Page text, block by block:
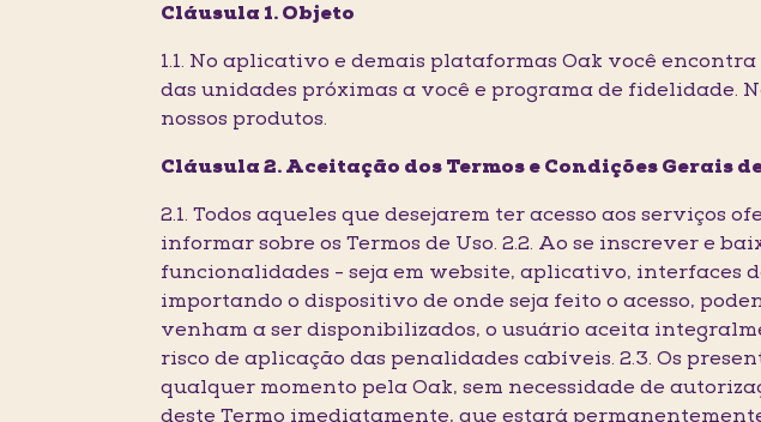
Cláusula 1. Objeto
1.1. No aplicativo e demais plataformas Oak você
das unidades próximas a você e programa de fidelidade.
nossos produtos.
Cláusula 2. Aceitação dos Termos e Condições Gerais
2.1. Todos aqueles que desejarem ter acesso aos
informar sobre os Termos de Uso. 2.2. Ao se inscrever e
funcionalidades - seja em website, aplicativo, interfaces
importando o dispositivo de onde seja feito o acesso,
venham a ser disponibilizados, o usuário aceita
risco de aplicação das penalidades cabíveis. 2.3. Os
qualquer momento pela Oak, sem necessidade de
deste Termo imediatamente, que estará